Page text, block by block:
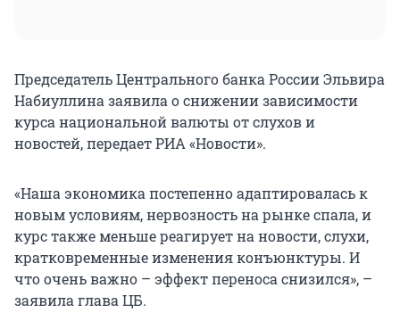
Председатель Центрального банка России Эльвира
Набиуллина заявила о снижении зависимости
курса национальной валюты от слухов и
новостей, передает РИА «Новости».
«Наша экономика постепенно адаптировалась к
новым условиям, нервозность на рынке спала, и
курс также меньше реагирует на новости, слухи,
кратковременные изменения конъюнктуры. И
что очень важно – эффект переноса снизился», –
заявила глава ЦБ.